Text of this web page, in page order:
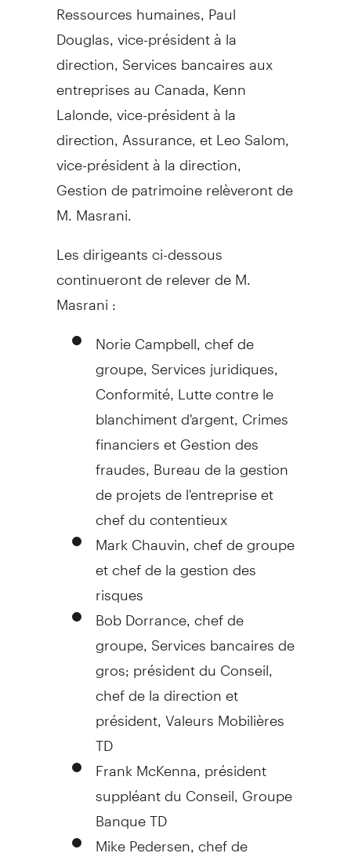
Ressources humaines, Paul
Douglas , vice-président à la
direction, Services bancaires aux
entreprises au Canada Kenn
Lalonde, vice-président à la
direction, Assurance, etLeo Salom
vice-président à la direction,
Gestion depatrimoine relèveront de
M. Masrani.
Les dirigeants ci-dessous
continueront de relever de M.
Masrani :
Norie Campbell, chef de
groupe, Services juridiques,
Conformité, Lutte contre le
blanchiment d'argent, Crimes
financiers et Gestion des
fraudes, Bureau de la gestion
de projets de l'entreprise et
chef du contentieux
Mark Chauvin , chef de groupe
et chef de la gestion des
risques
Bob Dorrance, chef de
groupe, Services bancaires de
gros; président du Conseil,
chef de la direction et
président, Valeurs Mobilières
TD
Frank McKenna , président
suppléant du Conseil, Groupe
Banque TD
Mike Pedersen , chef de